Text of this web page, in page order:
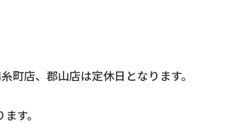
店、郡山店は定休日となります。
す。